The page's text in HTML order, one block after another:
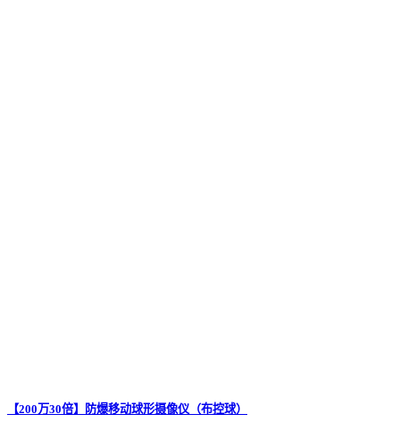
【200万30倍】防爆移动球形摄像仪（布控球）